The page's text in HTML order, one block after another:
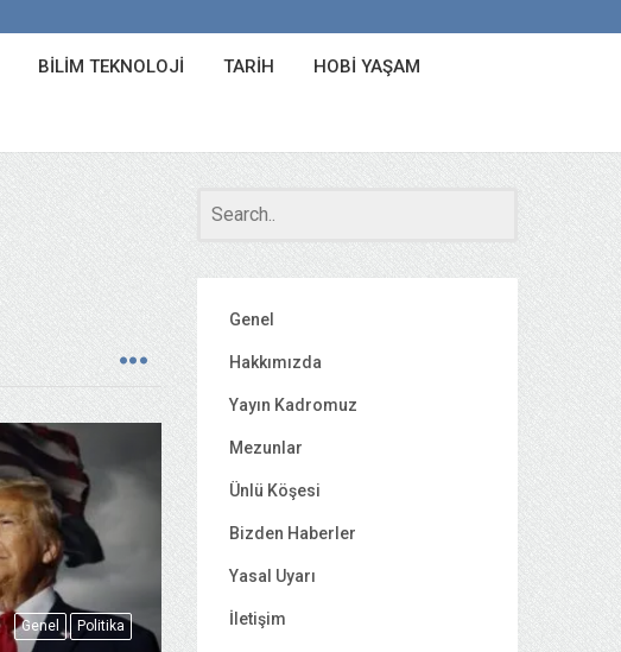
BILIM TEKNOLOJI TARIH HOBI YAŞAM
Genel Politika
Genel
Hakkımızda
Yayın Kadromuz
Mezunlar
Ünlü Köşesi
Bizden Haberler
Yasal Uyarı
İletişim